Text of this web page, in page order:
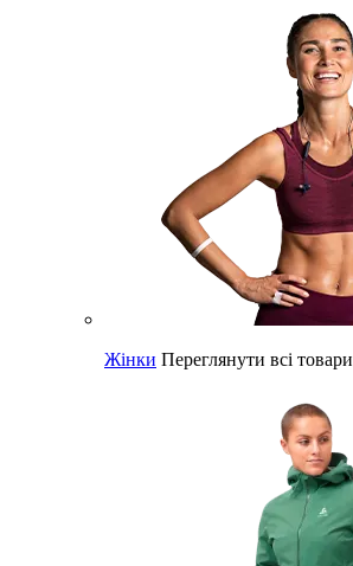
Жінки Переглянути всі товари